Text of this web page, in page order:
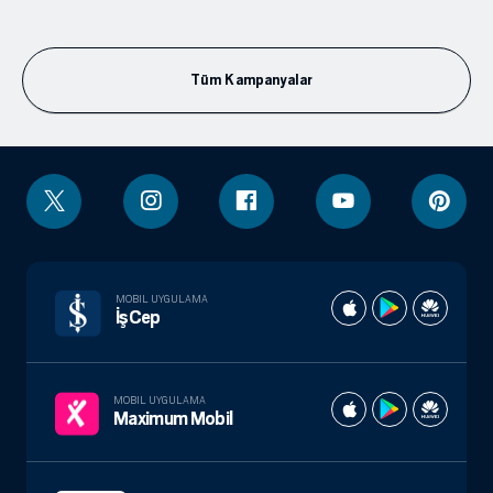
Tüm Kampanyalar
MOBIL UYGULAMA
İşCep
MOBIL UYGULAMA
Maximum Mobil